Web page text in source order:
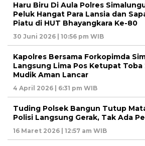
Haru Biru Di Aula Polres
Peluk Hangat Para Lansia dan
Piatu di HUT Bhayangkara Ke-80
30 Juni 2026 | 10:56 pm WIB
Kapolres Bersama Forkopimda
Langsung Lima Pos Ketupat Toba
Mudik Aman Lancar
4 April 2026 | 6:31 pm WIB
Tuding Polsek Bangun Tutup
Polisi Langsung Gerak, Tak Ada
16 Maret 2026 | 12:57 am WIB